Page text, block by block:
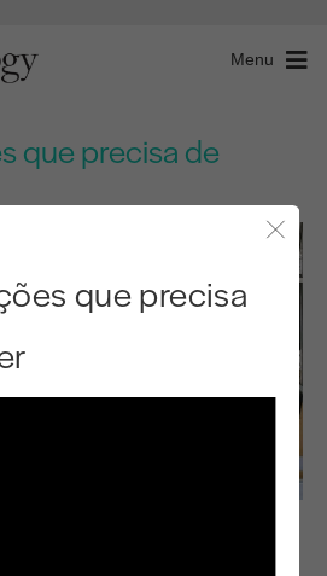
Menu
que precisa de
que precisa